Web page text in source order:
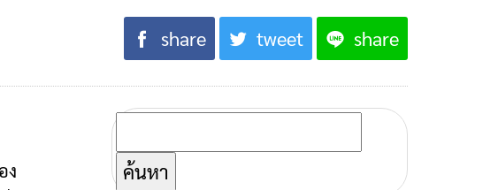
share tweet share
ง
ค้นหา
สำหรับ: